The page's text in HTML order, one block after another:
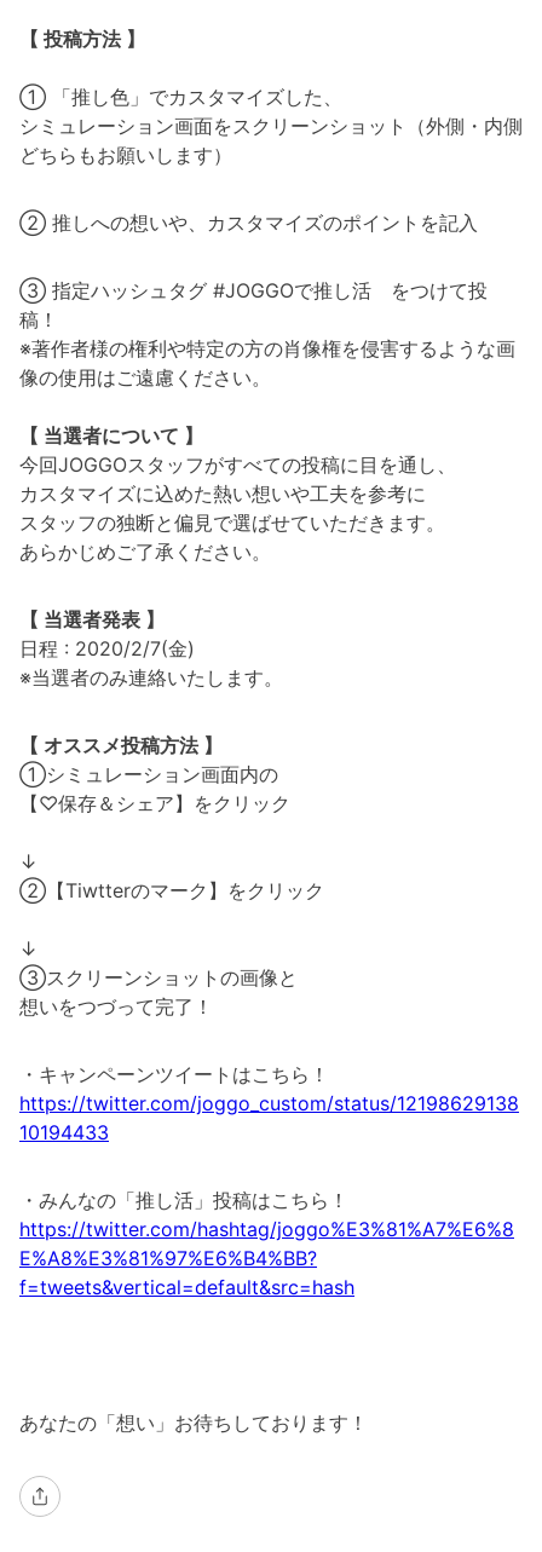
【 投稿方法 】
① 「推し色」でカスタマイズした、
シミュレーション画面をスクリーンショット（外側・内側
どちらもお願いします）
② 推しへの想いや、カスタマイズのポイントを記入
③ 指定ハッシュタグ #JOGGOで推し活 をつけて投
稿！
※著作者様の権利や特定の方の肖像権を侵害するような画
像の使用はご遠慮ください。
【 当選者について 】
今回JOGGOスタッフがすべての投稿に目を通し、
カスタマイズに込めた熱い想いや工夫を参考に
スタッフの独断と偏見で選ばせていただきます。
あらかじめご了承ください。
【 当選者発表 】
日程 : 2020/2/7(金)
※当選者のみ連絡いたします。
【 オススメ投稿方法 】
①シミュレーション画面内の
【♡保存＆シェア】をクリック
↓
②【Tiwtterのマーク】をクリック
↓
③スクリーンショットの画像と
想いをつづって完了！
・キャンペーンツイートはこちら！
https://twitter.com/joggo_custom/status/12198629138
10194433
・みんなの「推し活」投稿はこちら！
https://twitter.com/hashtag/joggo%E3%81%A7%E6%8
E%A8%E3%81%97%E6%B4%BB?
f=tweets&vertical=default&src=hash
あなたの「想い」お待ちしております！